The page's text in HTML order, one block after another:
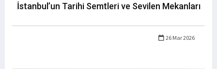
İstanbul’un Tarihi Semtleri ve Sevilen Mekanları
26 Mar 2026